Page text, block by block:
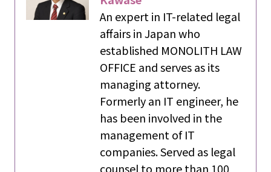
An expert in IT-related legal
affairs in Japan who
established MONOLITH LAW
OFFICE and serves as its
managing attorney.
Formerly an IT engineer, he
has been involved in the
management of IT
companies. Served as legal
counsel to more than 100